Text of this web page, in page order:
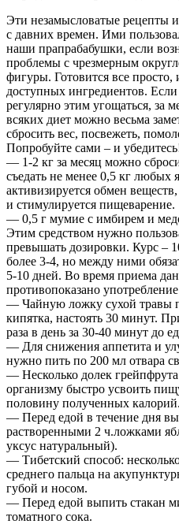
Эти незамысловатые рецепты
с давних времен. Ими
наши прапрабабушки, если
проблемы с чрезмерным
фигуры. Готовится все просто,
доступных ингредиентов. Если
регулярно этим угощаться, за
всяких диет можно весьма
сбросить вес, посвежеть,
Попробуйте сами – и
— 1-2 кг за месяц можно
съедать не менее 0,5 кг любых
активизируется обмен
и стимулируется пищеварение.
— 0,5 г мумие с имбирем и
Этим средством нужно
превышать дозировки. Курс –
более 3-4, но между ними
5-10 дней. Во время приема
противопоказано употребление
— Чайную ложку сухой травы
кипятка, настоять 30 минут.
раза в день за 30-40 минут до
— Для снижения аппетита и
нужно пить по 200 мл отвара
— Несколько долек
организму быстро усвоить
половину полученных калорий.
— Перед едой в течение дня
растворенными 2 ч.ложками
уксус натуральный).
— Тибетский способ:
среднего пальца на
губой и носом.
— Перед едой выпить стакан
томатного сока.